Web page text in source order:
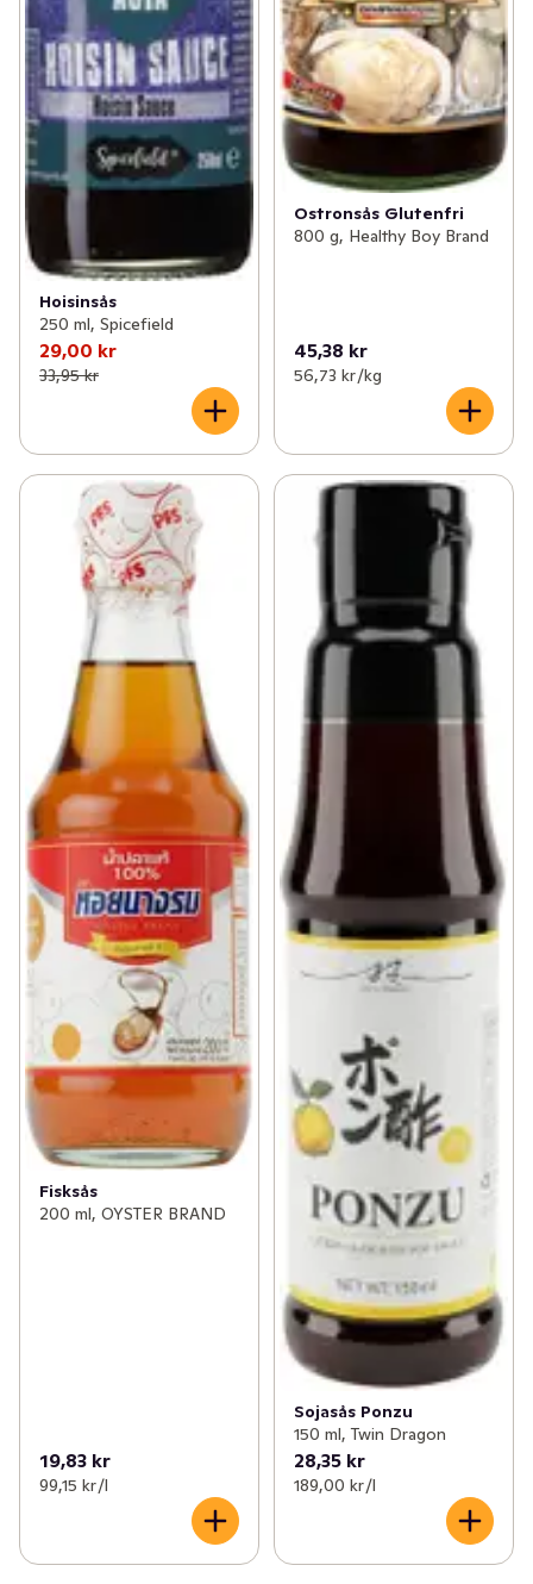
Hoisinsås
250 ml, Spicefield
29,00 kr
33,95 kr
Ostronsås Glutenfri
800 g, Healthy Boy Brand
45,38 kr
56,73 kr /kg
Fisksås
200 ml, OYSTER BRAND
19,83 kr
99,15 kr /l
Sojasås Ponzu
150 ml, Twin Dragon
28,35 kr
189,00 kr /l